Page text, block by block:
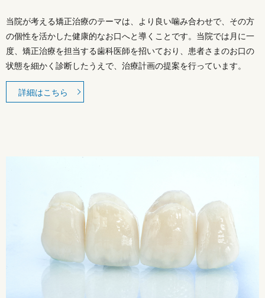
当院が考える矯正治療のテーマは、より良い噛み合わせで、その方
の個性を活かした健康的なお口へと導くことです。当院では月に一
度、矯正治療を担当する歯科医師を招いており、患者さまのお口の
状態を細かく診断したうえで、治療計画の提案を行っています。
詳細はこちら